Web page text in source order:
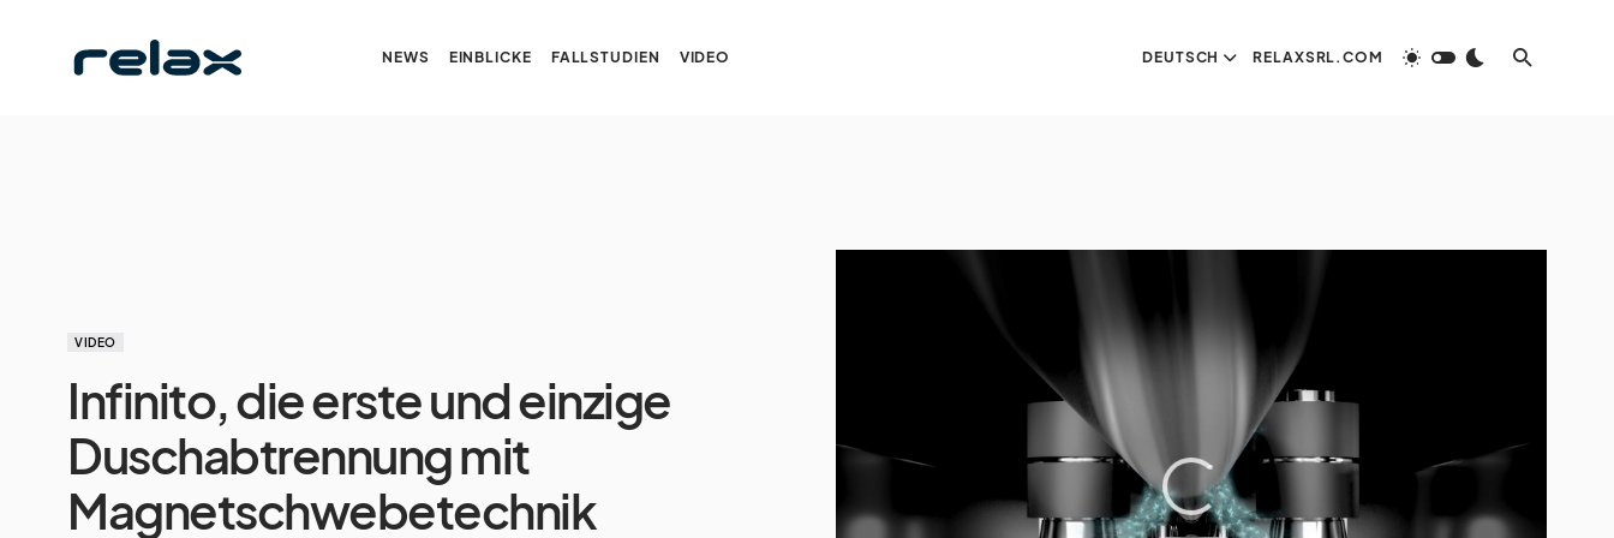
NEWS EINBLICKE FALLSTUDIEN VIDEO DEUTSCH RELAXSRL.COM
VIDEO
Infinito, die erste und einzige
Duschabtrennung mit
Magnetschwebetechnik